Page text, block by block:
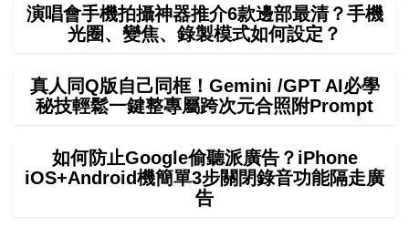
演唱會手機拍攝神器推介6款邊部最清？手機
光圈、變焦、錄製模式如何設定？
真人同Q版自己同框！Gemini /GPT AI必學
秘技輕鬆一鍵整專屬跨次元合照附Prompt
如何防止Google偷聽派廣告？iPhone
iOS+Android機簡單3步關閉錄音功能隔走廣
告